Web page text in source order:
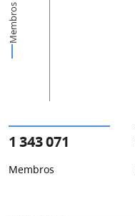
Membros
1 343 071
Membros